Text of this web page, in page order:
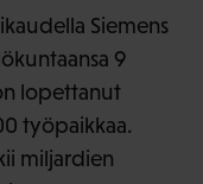
Siemens
9
lopettanut
työpaikkaa.
miljardien